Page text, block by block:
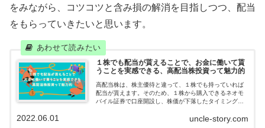
をみながら、コツコツと含み損の解消を目指しつつ、配当
をもらっていきたいと思います。
１株でも配当が貰えることで、お金に働いて貰
うことを実感できる、高配当株投資って魅力的
高配当株は、株主優待と違って、１株でも持っていれば
配当が貰えます。そのため、１株から購入できるネオモ
バイル証券で口座開設し、株価が下落したタイミング
歩から。夢の配当生活へ地道に歩んでいきます。
uncle-story.com
2022.06.01